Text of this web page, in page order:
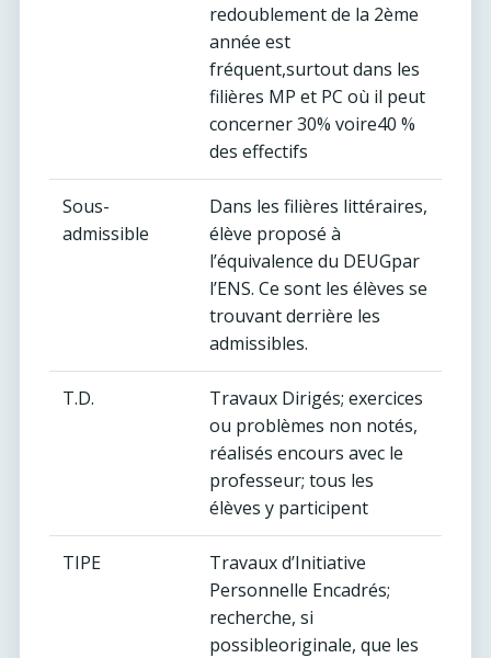
redoublement de la 2ème
année est
fréquent,surtout dans les
filières MP et PC où il peut
concerner 30% voire40 %
des effectifs
Sous-
admissible
Dans les filières littéraires,
élève proposé à
l’équivalence du DEUGpar
l’ENS. Ce sont les élèves se
trouvant derrière les
admissibles.
T.D.
Travaux Dirigés; exercices
ou problèmes non notés,
réalisés encours avec le
professeur; tous les
élèves y participent
TIPE
Travaux d’Initiative
Personnelle Encadrés;
recherche, si
possibleoriginale, que les